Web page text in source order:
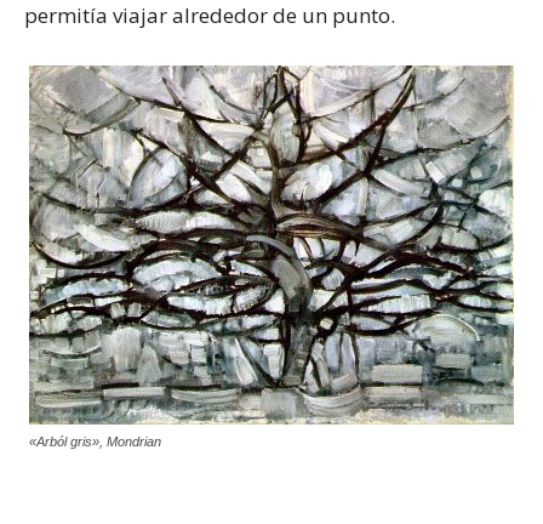
permitía viajar alrededor de un punto.
«Arból gris», Mondrian